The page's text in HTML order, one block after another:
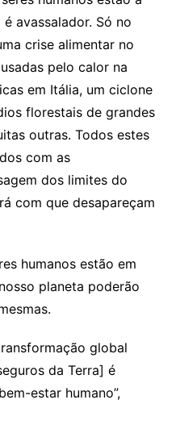
avassalador. Só no
crise alimentar no
pelo calor na
em Itália, um ciclone
florestais de grandes
outras. Todos estes
com as
dos limites do
com que desapareçam
humanos estão em
planeta poderão
global
da Terra] é
estar humano”,